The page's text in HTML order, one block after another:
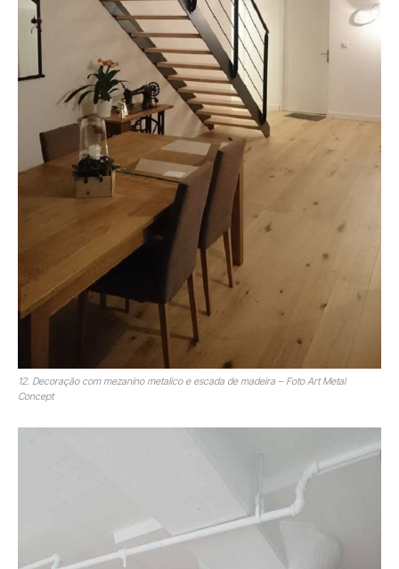
12. Decoração com mezanino metalico e escada de madeira – Foto Art Metal
Concept